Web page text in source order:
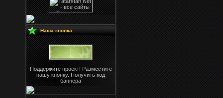
Наша кнопка
Поддержите проект! Разместите
нашу кнопку. Получить код
баннера